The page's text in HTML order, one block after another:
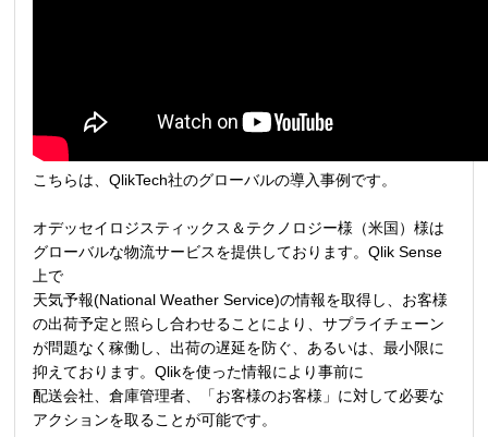
こちらは、QlikTech社のグローバルの導入事例です。
オデッセイロジスティックス＆テクノロジー様（米国）様は
グローバルな物流サービスを提供しております。Qlik Sense
上で
天気予報(National Weather Service)の情報を取得し、お客様
の出荷予定と照らし合わせることにより、サプライチェーン
が問題なく稼働し、出荷の遅延を防ぐ、あるいは、最小限に
抑えております。Qlikを使った情報により事前に
配送会社、倉庫管理者、「お客様のお客様」に対して必要な
アクションを取ることが可能です。